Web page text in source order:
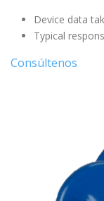
Device data
Typical
Consúltenos